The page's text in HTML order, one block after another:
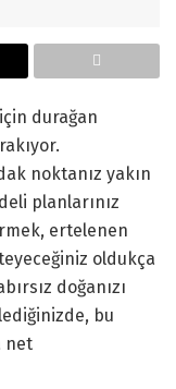
durağan
noktanız yakın
planlarınız
ertelenen
oldukça
doğanızı
bu
net